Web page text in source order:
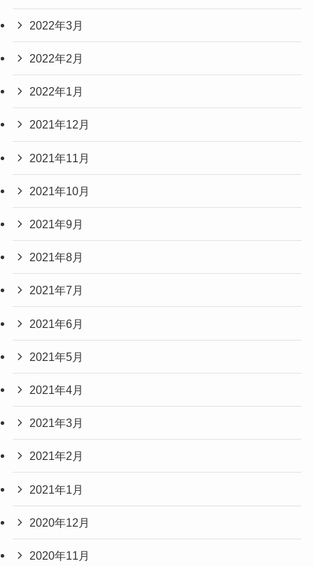
2022年3月
2022年2月
2022年1月
2021年12月
2021年11月
2021年10月
2021年9月
2021年8月
2021年7月
2021年6月
2021年5月
2021年4月
2021年3月
2021年2月
2021年1月
2020年12月
2020年11月